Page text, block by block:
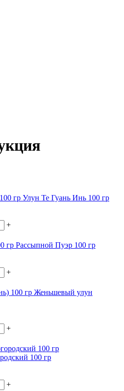
Улун Те Гуань Инь 100 гр
+
Рассыпной Пуэр 100 гр
+
Женьшевый улун
+
100 гр
+